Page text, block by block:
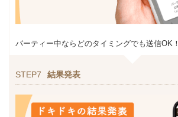
パーティー中ならどのタイミングでも送信OK！
STEP7 結果発表